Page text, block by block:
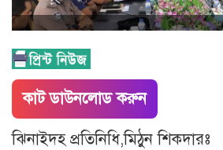
কাট ডাউনলোড করুন
ঝিনাইদহ প্রতিনিধি,মিঠুন শিকদারঃ